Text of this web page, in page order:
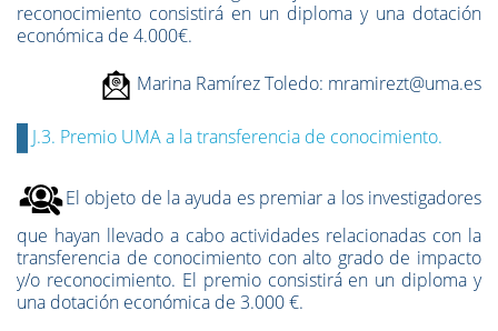
reconocimiento consistirá en un diploma y una dotación
económica de 4.000€.
Marina Ramírez Toledo: mramirezt@uma.es
J.3. Premio UMA a la transferencia de conocimiento.
El objeto de la ayuda es premiar a los investigadores
que hayan llevado a cabo actividades relacionadas con la
transferencia de conocimiento con alto grado de impacto
y/o reconocimiento. El premio consistirá en un diploma y
una dotación económica de 3.000 €.